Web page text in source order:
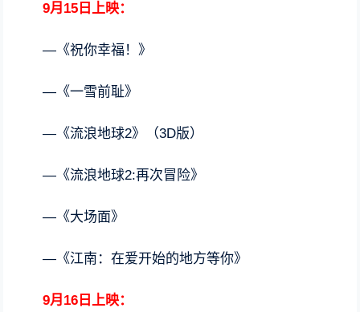
9月15日上映：
—《祝你幸福！》
—《一雪前耻》
—《流浪地球2》（3D版）
—《流浪地球2:再次冒险》
—《大场面》
—《江南：在爱开始的地方等你》
9月16日上映：